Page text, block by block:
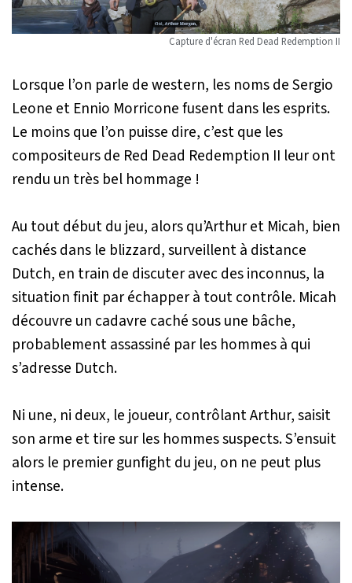
Capture d'écran Red Dead Redemption II
Lorsque l’on parle de western, les noms de Sergio
Leone et Ennio Morricone fusent dans les esprits.
Le moins que l’on puisse dire, c’est que les
compositeurs de Red Dead Redemption II leur ont
rendu un très bel hommage !
Au tout début du jeu, alors qu’Arthur et Micah, bien
cachés dans le blizzard, surveillent à distance
Dutch, en train de discuter avec des inconnus, la
situation finit par échapper à tout contrôle. Micah
découvre un cadavre caché sous une bâche,
probablement assassiné par les hommes à qui
s’adresse Dutch.
Ni une, ni deux, le joueur, contrôlant Arthur, saisit
son arme et tire sur les hommes suspects. S’ensuit
alors le premiergunfightdu jeu, on ne peut plus
intense.